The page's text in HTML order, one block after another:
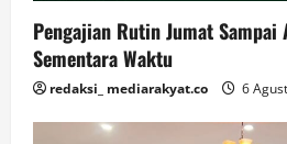
Pengajian Rutin Jumat
Sementara Waktu
redaksi_ mediarakyat.co 6